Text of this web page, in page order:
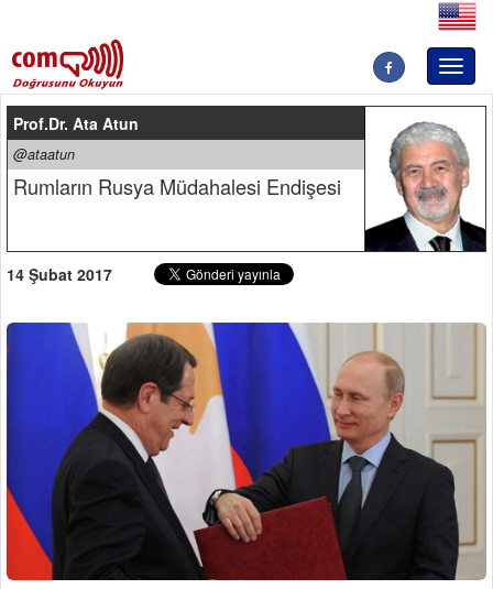
Prof.Dr. Ata Atun
@ataatun
Rumların Rusya Müdahalesi Endişesi
14 Şubat 2017